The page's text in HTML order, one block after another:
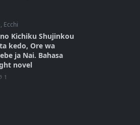
, Ecchi
Kichiku Shujinkou
kedo, Ore wa
ja Nai. Bahasa
novel
1